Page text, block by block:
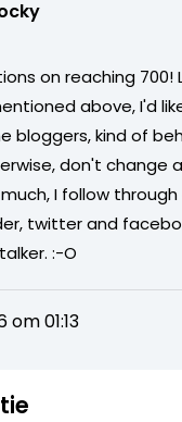
on reaching 700!
above, I'd
bloggers, kind of
don't change
I follow through
twitter and
:-O
om 01:13